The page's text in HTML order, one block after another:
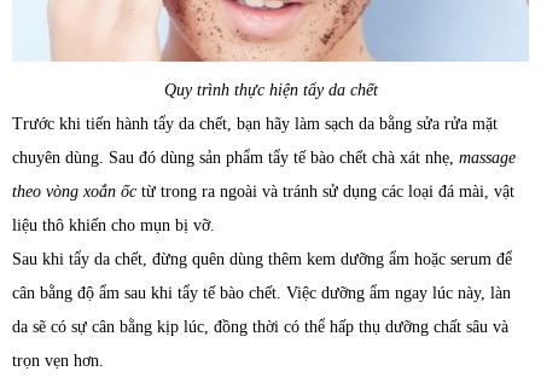
Quy trình thực hiện tẩy da chết
Trước khi tiến hành tẩy da chết, bạn hãy làm sạch da bằng sửa rửa mặt
chuyên dùng. Sau đó dùng sản phẩm tẩy tế bào chết chà xát nhẹ, massage
theo vòng xoắn ốc từ trong ra ngoài và tránh sử dụng các loại đá mài, vật
liệu thô khiến cho mụn bị vỡ.
Sau khi tẩy da chết, đừng quên dùng thêm kem dưỡng ẩm hoặc serum để
cân bằng độ ẩm sau khi tẩy tế bào chết. Việc dưỡng ẩm ngay lúc này, làn
da sẽ có sự cân bằng kịp lúc, đồng thời có thể hấp thụ dưỡng chất sâu và
trọn vẹn hơn.